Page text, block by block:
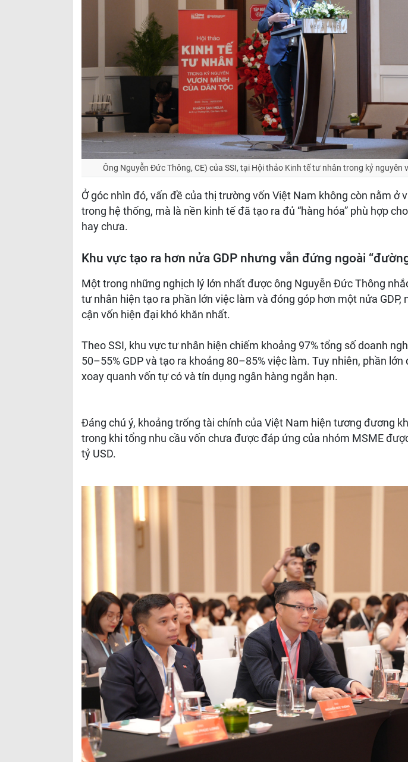
Ông Nguyễn Đức Thông, CE) của SSI, tại Hội thảo Kinh tế tư nhân trong kỷ nguyên
Ở góc nhìn đó, vấn đề của thị trường vốn Việt Nam không còn nằm ở
trong hệ thống, mà là nền kinh tế đã tạo ra đủ “hàng hóa” phù hợp
hay chưa.
Khu vực tạo ra hơn nửa GDP nhưng vẫn đứng ngoài
Một trong những nghịch lý lớn nhất được ông Nguyễn Đức Thông
tư nhân hiện tạo ra phần lớn việc làm và đóng góp hơn một nửa GDP,
cận vốn hiện đại khó khăn nhất.
Theo SSI, khu vực tư nhân hiện chiếm khoảng 97% tổng số doanh
50–55% GDP và tạo ra khoảng 80–85% việc làm. Tuy nhiên, phần lớn
xoay quanh vốn tự có và tín dụng ngân hàng ngắn hạn.
Đáng chú ý, khoảng trống tài chính của Việt Nam hiện tương đương
trong khi tổng nhu cầu vốn chưa được đáp ứng của nhóm MSME
tỷ USD.